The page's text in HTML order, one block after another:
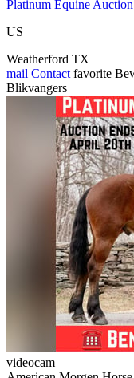
Platinum Equine Auction
US
Weatherford TX
mail Contact favorite
Blikvangers
videocam